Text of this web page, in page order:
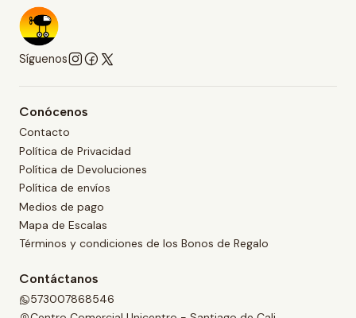
Síguenos
Conócenos
Contacto
Política de Privacidad
Política de Devoluciones
Política de envíos
Medios de pago
Mapa de Escalas
Términos y condiciones de los Bonos de Regalo
Contáctanos
573007868546